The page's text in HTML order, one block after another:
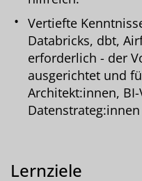
Vertiefte
Databricks, dbt,
erforderlich - der
ausgerichtet und
Architekt:innen,
Lernziele